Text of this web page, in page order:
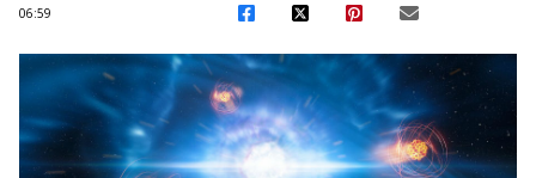
06:59